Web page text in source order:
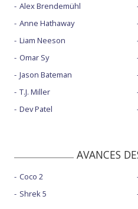
Alex Brendemühl
Anne Hathaway
Liam Neeson
Omar Sy
Jason Bateman
T.J. Miller
Dev Patel
AVANCES
Coco 2
Shrek 5